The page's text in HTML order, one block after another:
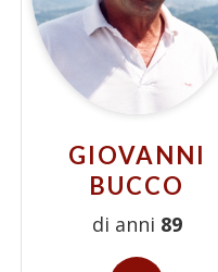
GIOVANNI
BUCCO
di anni 89